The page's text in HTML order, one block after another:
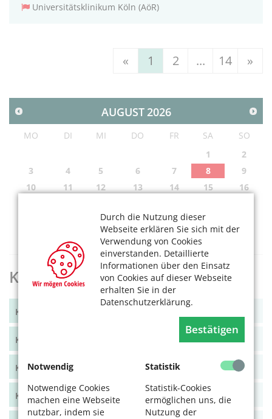
Durch die Nutzung dieser
Webseite erklären Sie sich mit der
Verwendung von Cookies
einverstanden. Detaillierte
Informationen über den Einsatz
von Cookies auf dieser Webseite
erhalten Sie in der
Datenschutzerklärung.
Bestätigen
Notwendig
Notwendige Cookies
machen eine Webseite
nutzbar, indem sie
Statistik
Statistik-Cookies
ermöglichen uns, die
Nutzung der
Universitätsklinikum Köln (AöR)
« 1 2 ... 14 »
AUGUST 2026
MO DI MI DO FR SA
SO
1
2
3
4 5 6 7 8
9
10
11 12 13 14 15
16
26 27 28 29
KölnerLeben Archiv
KölnerLeben Winter 2025
KölnerLeben Sommer 2025
KölnerLeben Frühjahr 2025
KölnerLeben Winter 2024/25